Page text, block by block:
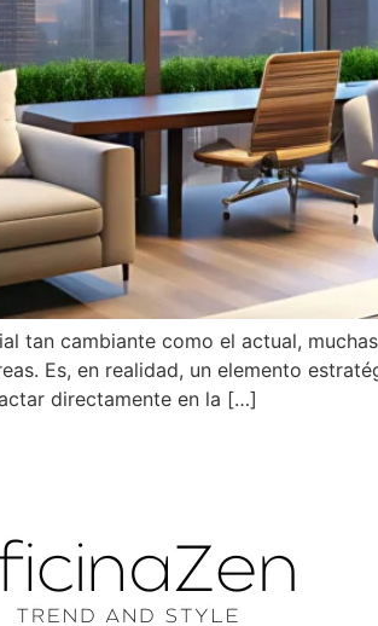
tan cambiante como el actual,
Es, en realidad, un elemento
directamente en la […]